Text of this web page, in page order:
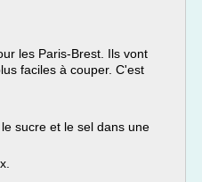
les Paris-Brest. Ils vont
faciles à couper. C'est
sucre et le sel dans une